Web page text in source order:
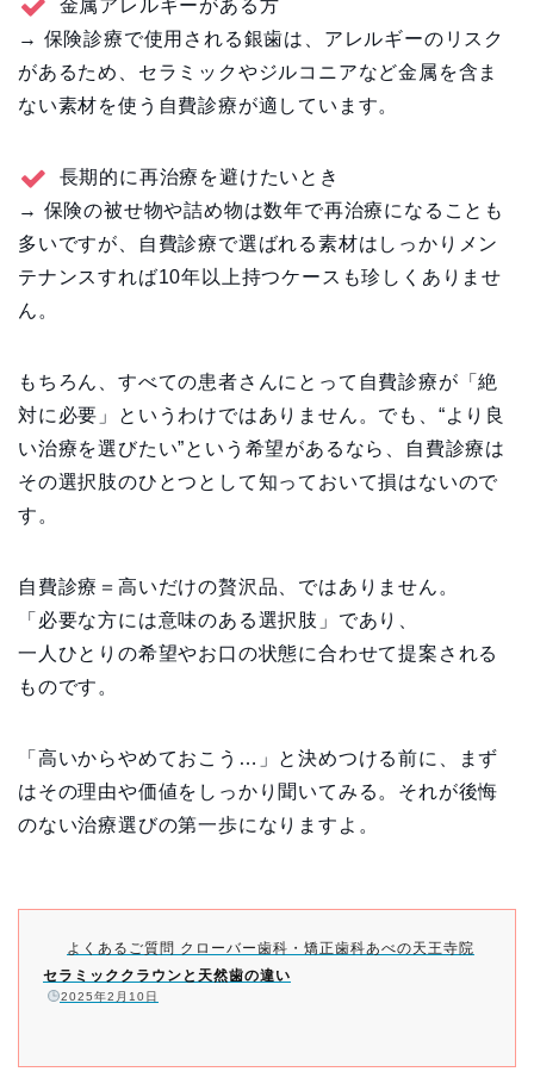
金属アレルギーがある方
→ 保険診療で使用される銀歯は、アレルギーのリスク
があるため、セラミックやジルコニアなど金属を含ま
ない素材を使う自費診療が適しています。
長期的に再治療を避けたいとき
→ 保険の被せ物や詰め物は数年で再治療になることも
多いですが、自費診療で選ばれる素材はしっかりメン
テナンスすれば10年以上持つケースも珍しくありませ
ん。
もちろん、すべての患者さんにとって自費診療が「絶
対に必要」というわけではありません。でも、“より良
い治療を選びたい”という希望があるなら、自費診療は
その選択肢のひとつとして知っておいて損はないので
す。
自費診療＝高いだけの贅沢品、ではありません。
「必要な方には意味のある選択肢」であり、
一人ひとりの希望やお口の状態に合わせて提案される
ものです。
「高いからやめておこう…」と決めつける前に、まず
はその理由や価値をしっかり聞いてみる。それが後悔
のない治療選びの第一歩になりますよ。
よくあるご質問 クローバー歯科・矯正歯科あべの天王寺院
セラミッククラウンと天然歯の違い
2025年2月10日